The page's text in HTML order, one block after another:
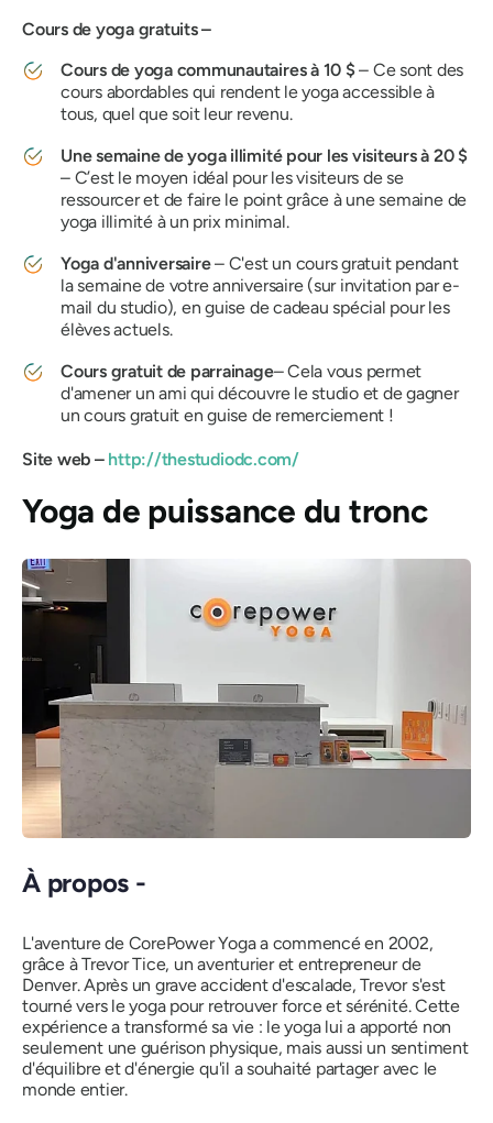
Cours de yoga gratuits –
Cours de yoga communautaires à 10 $– Ce sont des
cours abordables qui rendent le yoga accessible à
tous, quel que soit leur revenu.
Une semaine de yoga illimité pour les visiteurs à 20 $
– C’est le moyen idéal pour les visiteurs de se
ressourcer et de faire le point grâce à une semaine de
yoga illimité à un prix minimal.
Yoga d'anniversaire– C'est un cours gratuit pendant
la semaine de votre anniversaire (sur invitation par e-
mail du studio), en guise de cadeau spécial pour les
élèves actuels.
Cours gratuit de parrainage– Cela vous permet
d'amener un ami qui découvre le studio et de gagner
un cours gratuit en guise de remerciement !
Site web – http://thestudiodc.com/
Yoga de puissance du tronc
À propos -
L'aventure de CorePower Yoga a commencé en 2002,
grâce à Trevor Tice, un aventurier et entrepreneur de
Denver. Après un grave accident d'escalade, Trevor s'est
tourné vers le yoga pour retrouver force et sérénité. Cette
expérience a transformé sa vie : le yoga lui a apporté non
seulement une guérison physique, mais aussi un sentiment
d'équilibre et d'énergie qu'il a souhaité partager avec le
monde entier.